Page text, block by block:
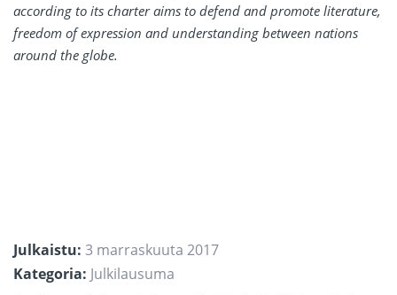
according to its charter aims to defend and promote literature,
freedom of expression and understanding between nations
around the globe.
Julkaistu: 3 marraskuuta 2017
Kategoria: Julkilausuma